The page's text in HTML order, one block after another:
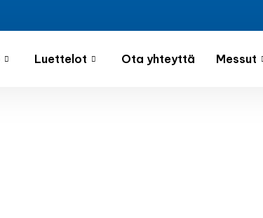
Luettelot Ota yhteyttä Messut